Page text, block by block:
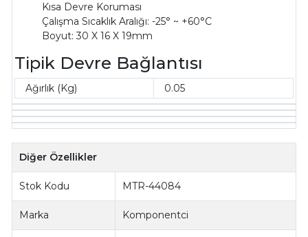
Kısa Devre Koruması
Çalışma Sıcaklık Aralığı: -25° ~ +60°C
Boyut:30 X 16 X 19mm
Tipik Devre Bağlantısı
Ağırlık (Kg) 0.05
Diğer Özellikler
Stok Kodu MTR-44084
Marka Komponentci